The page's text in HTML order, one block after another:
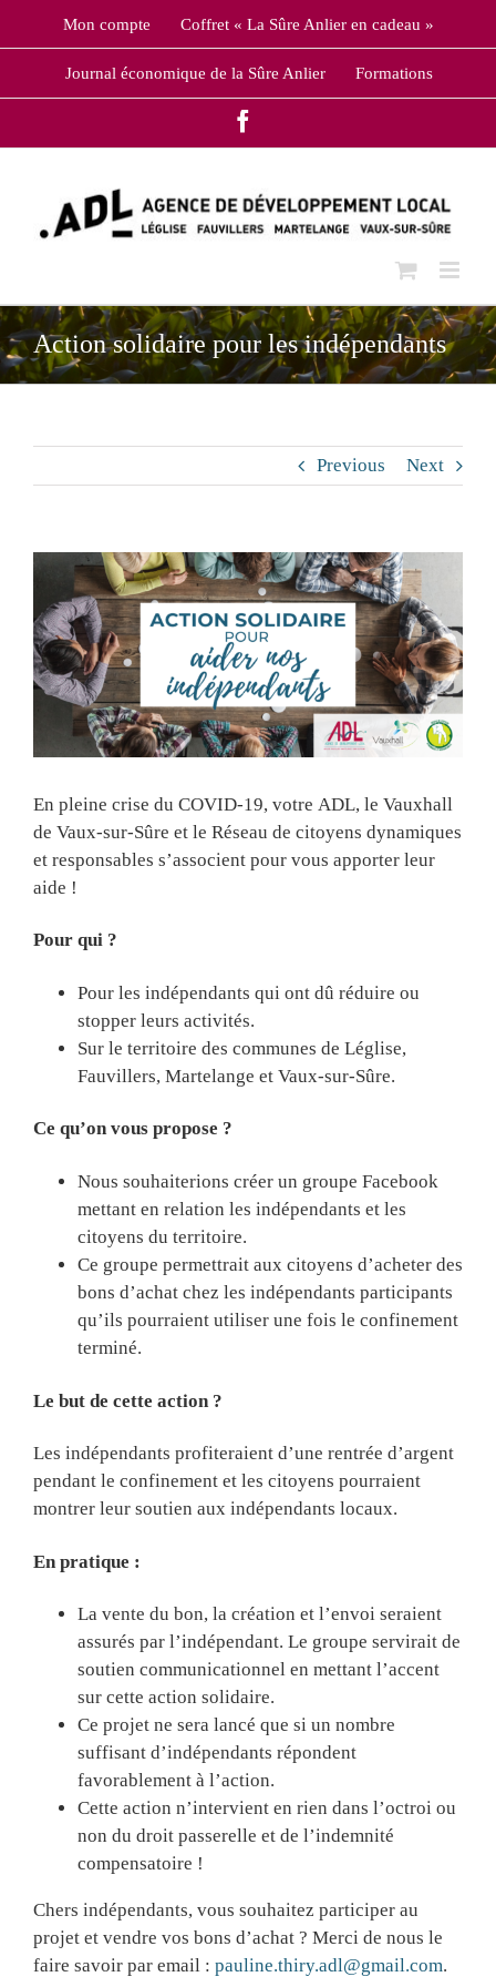
Mon compte Coffret « La Sûre Anlier en cadeau »
Journal économique de la Sûre Anlier Formations
Action solidaire pour les indépendants
Previous Next
View
Larger
Image
En pleine crise du COVID-19, votre ADL, le Vauxhall
de Vaux-sur-Sûre et le Réseau de citoyens dynamiques
et responsables s’associent pour vous apporter leur
aide !
Pour qui ?
Pour les indépendants qui ont dû réduire ou
stopper leurs activités.
Sur le territoire des communes de Léglise,
Fauvillers, Martelange et Vaux-sur-Sûre.
Ce qu’on vous propose ?
Nous souhaiterions créer un groupe Facebook
mettant en relation les indépendants et les
citoyens du territoire.
Ce groupe permettrait aux citoyens d’acheter des
bons d’achat chez les indépendants participants
qu’ils pourraient utiliser une fois le confinement
terminé.
Le but de cette action ?
Les indépendants profiteraient d’une rentrée d’argent
pendant le confinement et les citoyens pourraient
montrer leur soutien aux indépendants locaux.
En pratique :
La vente du bon, la création et l’envoi seraient
assurés par l’indépendant. Le groupe servirait de
soutien communicationnel en mettant l’accent
sur cette action solidaire.
Ce projet ne sera lancé que si un nombre
suffisant d’indépendants répondent
favorablement à l’action.
Cette action n’intervient en rien dans l’octroi ou
non du droit passerelle et de l’indemnité
compensatoire !
Chers indépendants, vous souhaitez participer au
projet et vendre vos bons d’achat ? Merci de nous le
faire savoir par email : pauline.thiry.adl@gmail.com.